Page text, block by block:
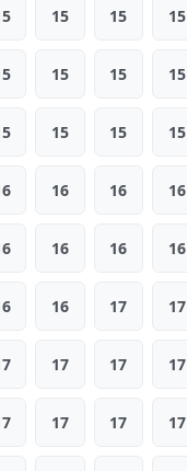
15 15 15
15 15 15
15 15 15
16 16 16
16 16 16
16 17 17
17 17 17
17 17 17